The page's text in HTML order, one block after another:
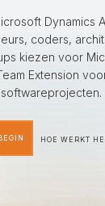
Dynamics
coders,
kiezen voor
Extension
softwareprojecten.
BEGIN HOE WERKT